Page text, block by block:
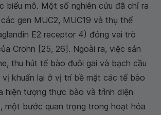
biểu mô. Một số nghiên cứu đã chỉ ra
gen MUC2, MUC19 và thụ thể
E2 receptor 4) đóng vai trò
Crohn [25, 26]. Ngoài ra, việc sản
thu hút tế bào đuôi gai và bạch cầu
vị khuẩn lại ở vị trí bề mặt các tế bào
hiện tượng thực bào và trình diện
, một bước quan trọng trong hoạt hóa